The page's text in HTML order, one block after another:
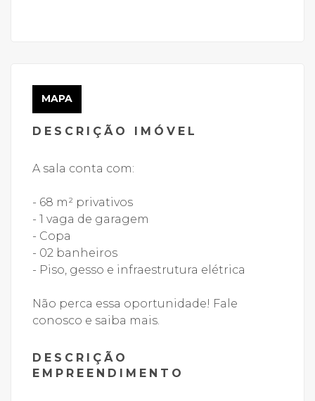
MAPA
DESCRIÇÃO IMÓVEL
A sala conta com:
- 68 m² privativos
- 1 vaga de garagem
- Copa
- 02 banheiros
- Piso, gesso e infraestrutura elétrica
Não perca essa oportunidade! Fale
conosco e saiba mais.
DESCRIÇÃO
EMPREENDIMENTO